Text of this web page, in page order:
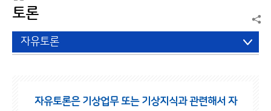
토론
자유토론
자유토론은 기상업무 또는 기상지식과 관련해서 자